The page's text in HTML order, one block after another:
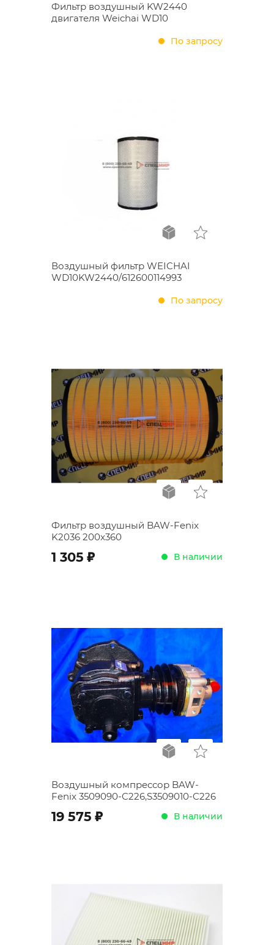
Фильтр воздушный KW2440
двигателя Weichai WD10
По запросу
Воздушный фильтр WEICHAI
WD10KW2440/612600114993
По запросу
Фильтр воздушный BAW-Fenix
K2036 200x360
1 305 ; В наличии
Воздушный компрессор BAW-
Fenix 3509090-C226,S3509010-C226
19 575 ; В наличии